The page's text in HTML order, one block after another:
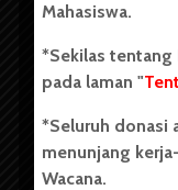
Kontribusi
Info Iklan
Pedoman Media
Mahasiswa.
*Sekilas tentang
pada laman "
*Seluruh donasi
menunjang
Wacana.